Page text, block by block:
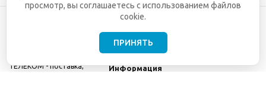
ТЕЛЕКОМ - поставка,
Информация
просмотр, вы соглашаетесь с использованием файлов
cookie.
ПРИНЯТЬ